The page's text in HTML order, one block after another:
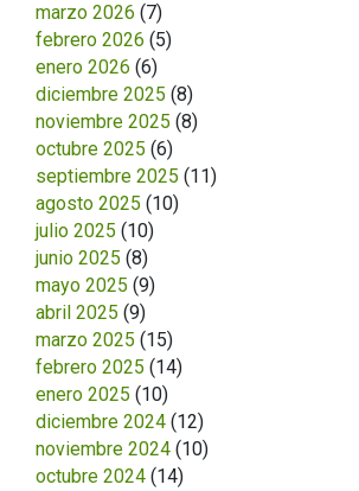
marzo 2026 (7)
febrero 2026 (5)
enero 2026 (6)
diciembre 2025 (8)
noviembre 2025 (8)
octubre 2025 (6)
septiembre 2025 (11)
agosto 2025 (10)
julio 2025 (10)
junio 2025 (8)
mayo 2025 (9)
abril 2025 (9)
marzo 2025 (15)
febrero 2025 (14)
enero 2025 (10)
diciembre 2024 (12)
noviembre 2024 (10)
octubre 2024 (14)